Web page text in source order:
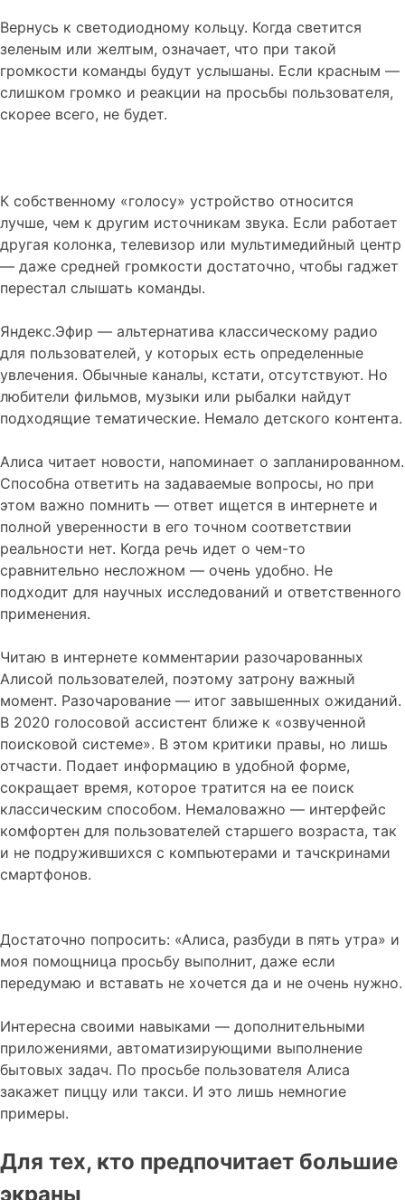
Вернусь к светодиодному кольцу. Когда светится
зеленым или желтым, означает, что при такой
громкости команды будут услышаны. Если красным —
слишком громко и реакции на просьбы пользователя,
скорее всего, не будет.
К собственному «голосу» устройство относится
лучше, чем к другим источникам звука. Если работает
другая колонка, телевизор или мультимедийный центр
— даже средней громкости достаточно, чтобы гаджет
перестал слышать команды.
Яндекс.Эфир — альтернатива классическому радио
для пользователей, у которых есть определенные
увлечения. Обычные каналы, кстати, отсутствуют. Но
любители фильмов, музыки или рыбалки найдут
подходящие тематические. Немало детского контента.
Алиса читает новости, напоминает о запланированном.
Способна ответить на задаваемые вопросы, но при
этом важно помнить — ответ ищется в интернете и
полной уверенности в его точном соответствии
реальности нет. Когда речь идет о чем-то
сравнительно несложном — очень удобно. Не
подходит для научных исследований и ответственного
применения.
Читаю в интернете комментарии разочарованных
Алисой пользователей, поэтому затрону важный
момент. Разочарование — итог завышенных ожиданий.
В 2020 голосовой ассистент ближе к «озвученной
поисковой системе». В этом критики правы, но лишь
отчасти. Подает информацию в удобной форме,
сокращает время, которое тратится на ее поиск
классическим способом. Немаловажно — интерфейс
комфортен для пользователей старшего возраста, так
и не подружившихся с компьютерами и тачскринами
смартфонов.
Достаточно попросить: «Алиса, разбуди в пять утра» и
моя помощница просьбу выполнит, даже если
передумаю и вставать не хочется да и не очень нужно.
Интересна своими навыками — дополнительными
приложениями, автоматизирующими выполнение
бытовых задач. По просьбе пользователя Алиса
закажет пиццу или такси. И это лишь немногие
примеры.
Для тех, кто предпочитает большие
экраны